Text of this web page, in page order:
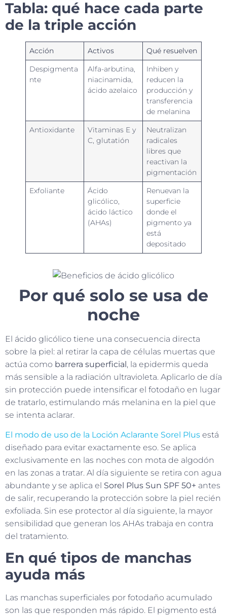
Tabla: qué hace cada parte
de la triple acción
Acción Activos
Qué resuelven
Despigmenta
nte
Alfa-arbutina,
niacinamida,
ácido azelaico
Inhiben y
reducen la
producción y
transferencia
de melanina
Antioxidante
Vitaminas E y
C, glutatión
Neutralizan
radicales
libres que
reactivan la
pigmentación
Exfoliante
Ácido
glicólico,
ácido láctico
(AHAs)
Renuevan la
superficie
donde el
pigmento ya
está
depositado
Por qué solo se usa de
noche
El ácido glicólico tiene una consecuencia directa
sobre la piel: al retirar la capa de células muertas que
actúa como barrera superficial, la epidermis queda
más sensible a la radiación ultravioleta. Aplicarlo de día
sin protección puede intensificar el fotodaño en lugar
de tratarlo, estimulando más melanina en la piel que
se intenta aclarar.
El modo de uso de la Loción Aclarante Sorel Plus está
diseñado para evitar exactamente eso. Se aplica
exclusivamente en las noches con mota de algodón
en las zonas a tratar. Al día siguiente se retira con agua
abundante y se aplica el Sorel Plus Sun SPF 50+ antes
de salir, recuperando la protección sobre la piel recién
exfoliada. Sin ese protector al día siguiente, la mayor
sensibilidad que generan los AHAs trabaja en contra
del tratamiento.
En qué tipos de manchas
ayuda más
Las manchas superficiales por fotodaño acumulado
son las que responden más rápido. El pigmento está